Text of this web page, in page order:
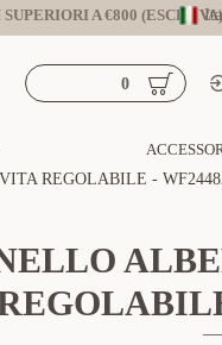
A €800 (ESCL. IVA)
0
REGOLABILE -